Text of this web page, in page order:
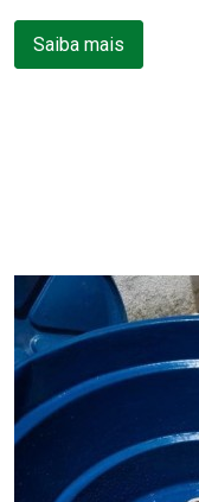
Saiba mais